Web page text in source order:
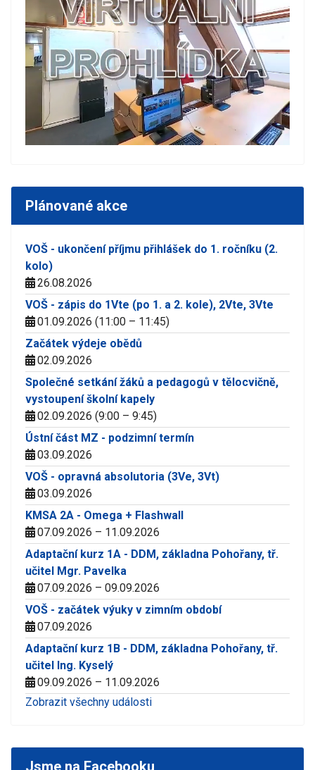
Plánované akce
VOŠ - ukončení příjmu přihlášek do 1. ročníku (2.
kolo)
26.08.2026
VOŠ - zápis do 1Vte (po 1. a 2. kole), 2Vte, 3Vte
01.09.2026 (11:00 – 11:45)
Začátek výdeje obědů
02.09.2026
Společné setkání žáků a pedagogů v tělocvičně,
vystoupení školní kapely
02.09.2026 (9:00 – 9:45)
Ústní část MZ - podzimní termín
03.09.2026
VOŠ - opravná absolutoria (3Ve, 3Vt)
03.09.2026
KMSA 2A - Omega + Flashwall
07.09.2026 – 11.09.2026
Adaptační kurz 1A - DDM, základna Pohořany, tř.
učitel Mgr. Pavelka
07.09.2026 – 09.09.2026
VOŠ - začátek výuky v zimním období
07.09.2026
Adaptační kurz 1B - DDM, základna Pohořany, tř.
učitel Ing. Kyselý
09.09.2026 – 11.09.2026
Zobrazit všechny události
Jsme na Facebooku